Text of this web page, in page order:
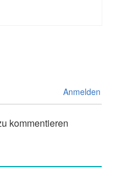
Anmelden
kommentieren